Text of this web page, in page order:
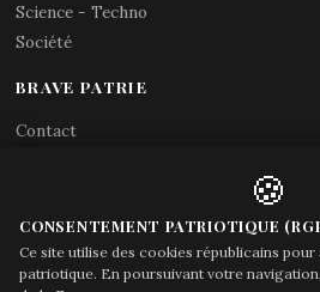
Science - Techno
Société
BRAVE PATRIE
Contact
Acces gouvernement
🍪
CONSENTEMENT PATRIOTIQUE
Ce site utilise des cookies républicains
patriotique. En poursuivant votre